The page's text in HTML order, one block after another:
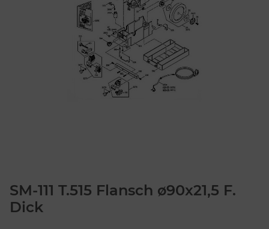
SM-111 T.515 Flansch ø90x21,5 F.
Dick